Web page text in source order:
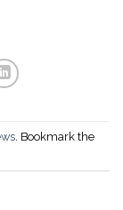
. Bookmark the